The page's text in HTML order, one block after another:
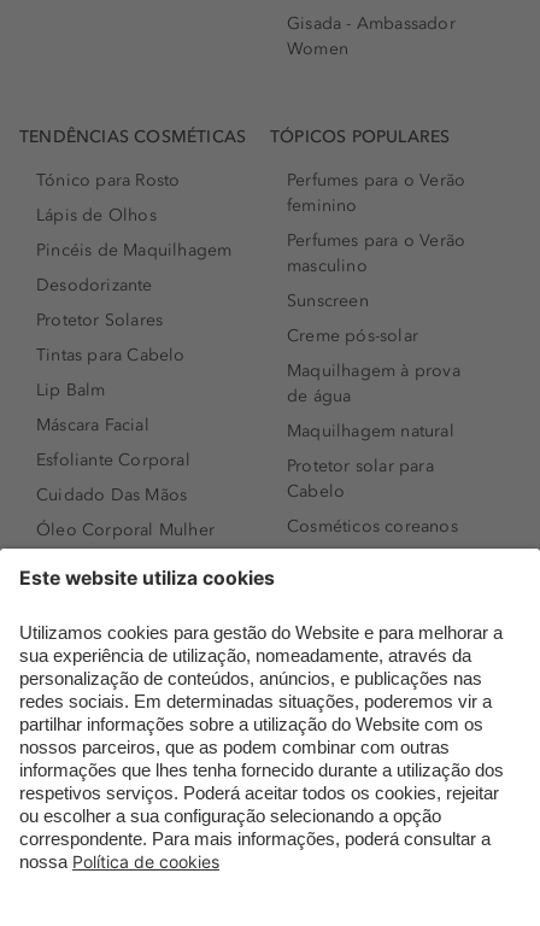
Gisada - Ambassador
Women
TENDÊNCIAS COSMÉTICAS
Tónico para Rosto
Lápis de Olhos
Pincéis de Maquilhagem
Desodorizante
Protetor Solares
Tintas para Cabelo
Lip Balm
Máscara Facial
Esfoliante Corporal
Cuidado Das Mãos
Óleo Corporal Mulher
Sérum de Rosto
Body mist & Spray
corporal
Produtos para Cabelo
Homem
Espuma de Limpeza
Facial
Dermocosmética
TÓPICOS POPULARES
Perfumes para o Verão
feminino
Perfumes para o Verão
masculino
Sunscreen
Creme pós-solar
Maquilhagem à prova
de água
Maquilhagem natural
Protetor solar para
Cabelo
Cosméticos coreanos
Perfumes árabes
Novidades
Melhores Perfumes
Femininos
TOP 10: Perfumes
Masculinos
Pestanas Postiças
Creme Rosto Homem